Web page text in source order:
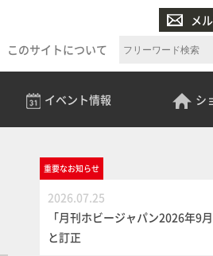
メ
このサイトについて
イベント情報 シ
重要なお知らせ
2026.07.25
「月刊ホビージャパン2026年9
と訂正